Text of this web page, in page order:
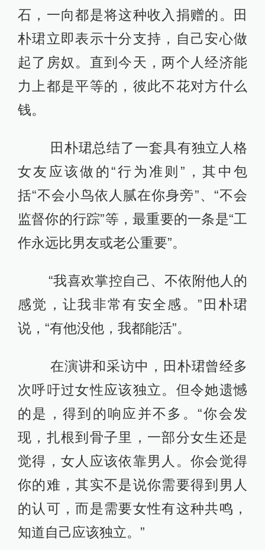
石，一向都是将这种收入捐赠的。田
朴珺立即表示十分支持，自己安心做
起了房奴。直到今天，两个人经济能
力上都是平等的，彼此不花对方什么
钱。
田朴珺总结了一套具有独立人格
女友应该做的“行为准则”，其中包
括“不会小鸟依人腻在你身旁”、“不会
监督你的行踪”等，最重要的一条是“工
作永远比男友或老公重要”。
“我喜欢掌控自己、不依附他人的
感觉，让我非常有安全感。”田朴珺
说，“有他没他，我都能活”。
在演讲和采访中，田朴珺曾经多
次呼吁过女性应该独立。但令她遗憾
的是，得到的响应并不多。“你会发
现，扎根到骨子里，一部分女生还是
觉得，女人应该依靠男人。你会觉得
你的难，其实不是说你需要得到男人
的认可，而是需要女性有这种共鸣，
知道自己应该独立。”